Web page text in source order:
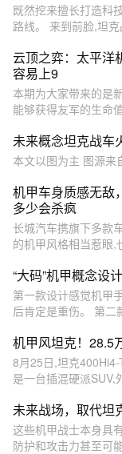
既然挖来擅长打造科
路线。 来到前脸,坦
云顶之弈：太平洋
容易上9
本期为大家带来的是
能够获得友军的生命
未来概念坦克战车
本文以图为主 图源来
机甲车身质感无敌
多少会杀疯
长城汽车携旗下多款
的机甲风格相当惹眼,
“大码”机甲概念设
第一款设计感觉机甲
后肯定是重伤。 第二
机甲风坦克！28.5
8月25日,坦克
是一台插混硬派SUV,
未来战场，取代坦
这些机甲战士本身具
防护和攻击力甚至可